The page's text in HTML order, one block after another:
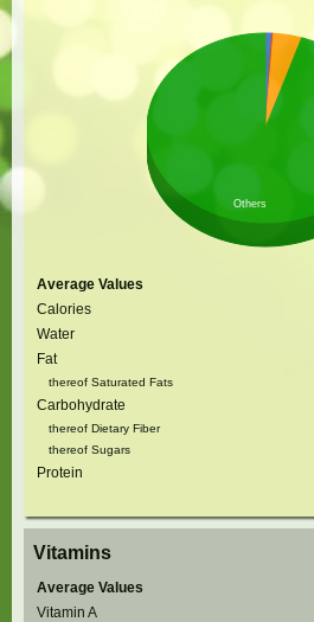
Others
Average Values
Calories
Water
Fat
thereof Saturated Fats
Carbohydrate
thereof Dietary Fiber
thereof Sugars
Protein
Vitamins
Average Values
Vitamin A